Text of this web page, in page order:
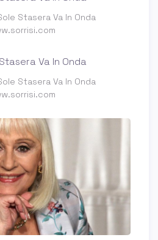
Stasera Va In Onda
Stasera Va In Onda